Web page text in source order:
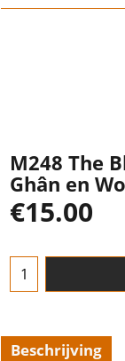
M248 The
Ghân en
€15.00
Beschrijving